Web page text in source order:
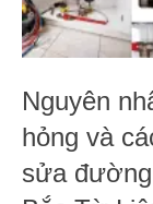
Nguyên
hỏng và
sửa